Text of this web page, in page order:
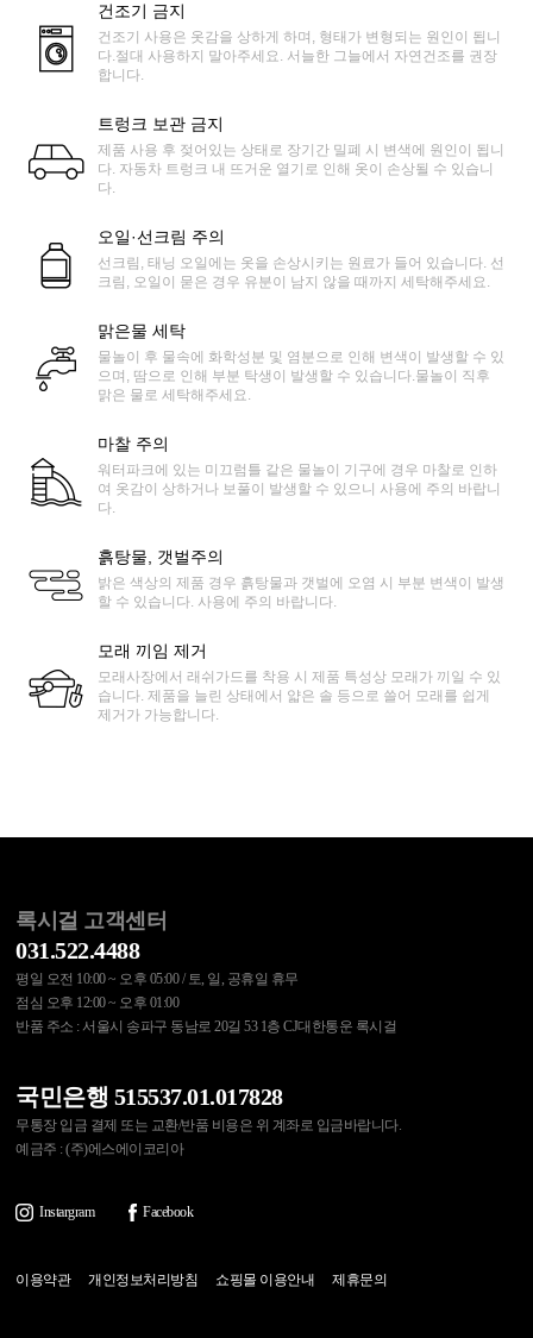
건조기 금지
건조기 사용은 옷감을 상하게 하며, 형태가 변형되는 원인이 됩니
다.절대 사용하지 말아주세요. 서늘한 그늘에서 자연건조를 권장
합니다.
트렁크 보관 금지
제품 사용 후 젖어있는 상태로 장기간 밀폐 시 변색에 원인이 됩니
다. 자동차 트렁크 내 뜨거운 열기로 인해 옷이 손상될 수 있습니
다.
오일·선크림 주의
선크림, 태닝 오일에는 옷을 손상시키는 원료가 들어 있습니다. 선
크림, 오일이 묻은 경우 유분이 남지 않을 때까지 세탁해주세요.
맑은물 세탁
물놀이 후 물속에 화학성분 및 염분으로 인해 변색이 발생할 수 있
으며, 땀으로 인해 부분 탁생이 발생할 수 있습니다.물놀이 직후
맑은 물로 세탁해주세요.
마찰 주의
워터파크에 있는 미끄럼틀 같은 물놀이 기구에 경우 마찰로 인하
여 옷감이 상하거나 보풀이 발생할 수 있으니 사용에 주의 바랍니
다.
흙탕물, 갯벌주의
밝은 색상의 제품 경우 흙탕물과 갯벌에 오염 시 부분 변색이 발생
할 수 있습니다. 사용에 주의 바랍니다.
모래 끼임 제거
모래사장에서 래쉬가드를 착용 시 제품 특성상 모래가 끼일 수 있
습니다. 제품을 늘린 상태에서 얇은 솔 등으로 쓸어 모래를 쉽게
제거가 가능합니다.
록시걸 고객센터
031.522.4488
평일 오전 10:00 ~ 오후 05:00 / 토, 일, 공휴일 휴무
점심 오후 12:00 ~ 오후 01:00
반품 주소 : 서울시 송파구 동남로 20길 53 1층 CJ대한통운 록시걸
국민은행 515537.01.017828
무통장 입금 결제 또는 교환/반품 비용은 위 계좌로 입금바랍니다.
예금주 : (주)에스에이코리아
Instargram Facebook
이용약관 개인정보처리방침 쇼핑몰 이용안내 제휴문의